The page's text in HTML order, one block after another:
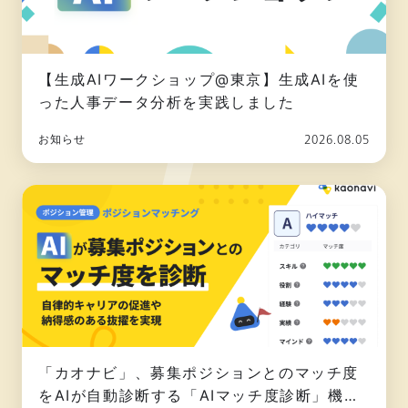
【生成AIワークショップ@東京】生成AIを使
った人事データ分析を実践しました
お知らせ 2026.08.05
「カオナビ」、募集ポジションとのマッチ度
をAIが自動診断する「AIマッチ度診断」機能